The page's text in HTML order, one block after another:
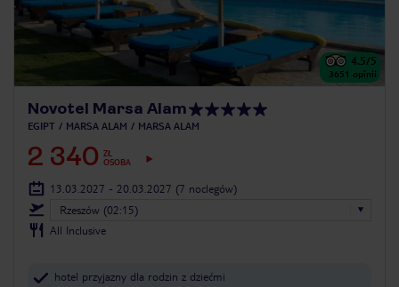
4.5/5
3651 opinii
Novotel Marsa Alam
EGIPT MARSA ALAM MARSA ALAM
2 340 ZŁ
OSOBA
13.03.2027 - 20.03.2027 (7 noclegów)
Rzeszów (02:15)
All Inclusive
hotel przyjazny dla rodzin z dziećmi